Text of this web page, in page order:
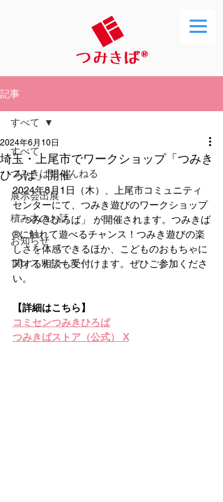
記事
すべて
つみきばちゃんねる
展示会出展
積み木のお話
お知らせ
プレスリリース
すべて
埼玉・上尾市でワークショップ「つみき
ひろば」開催
2024年6月10日
2024年8月1日（木）、上尾市コミュニティ
センターにて、つみき遊びのワークショップ
「つみきひろば」 が開催されます。つみきば
®︎に触れて遊べるチャンス！つみき遊びの楽
しさを体感できるほか、こどものおもちゃに
関する相談も受付けます。ぜひご参加くださ
い。
【詳細はこちら】
コミセンつみきひろば
つみきばストア（公式） X